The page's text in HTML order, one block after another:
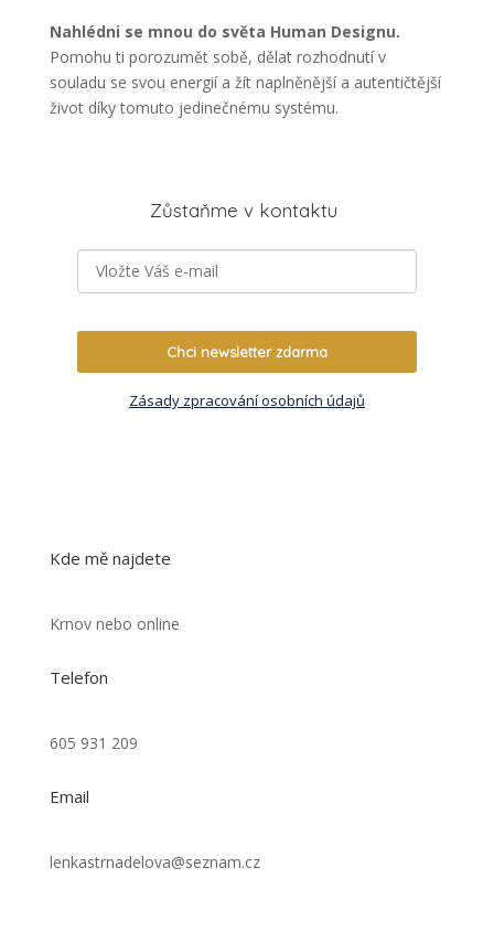
Nahlédni se mnou do světa Human Designu.
Pomohu ti porozumět sobě, dělat rozhodnutí v
souladu se svou energií a žít naplněnější a autentičtější
život díky tomuto jedinečnému systému.
Zůstaňme v kontaktu
Chci newsletter zdarma
Zásady zpracování osobních údajů
Kde mě najdete
Krnov nebo online
Telefon
605 931 209
Email
lenkastrnadelova@seznam.cz